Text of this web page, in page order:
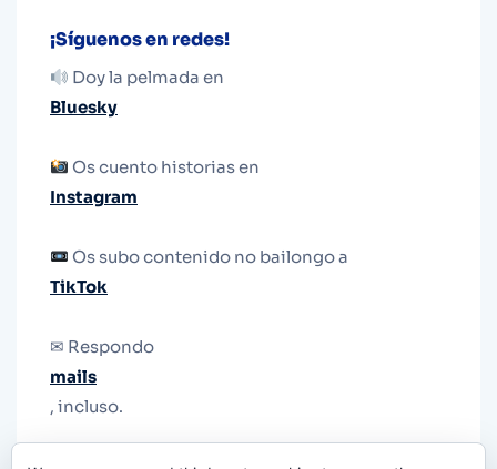
¡Síguenos en redes!
Doy la pelmada en
Bluesky
Os cuento historias en
Instagram
Os subo contenido no bailongo a
TikTok
✉ Respondo
mails
, incluso.